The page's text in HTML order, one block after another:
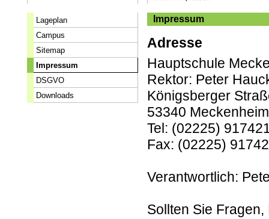
Lageplan
Campus
Sitemap
Impressum
DSGVO
Downloads
Impressum
Adresse
Hauptschule
Rektor: Peter
Königsberger
53340 Meckenheim
Tel: (02225)
Fax: (02225)
Verantwortlich:
Sollten Sie